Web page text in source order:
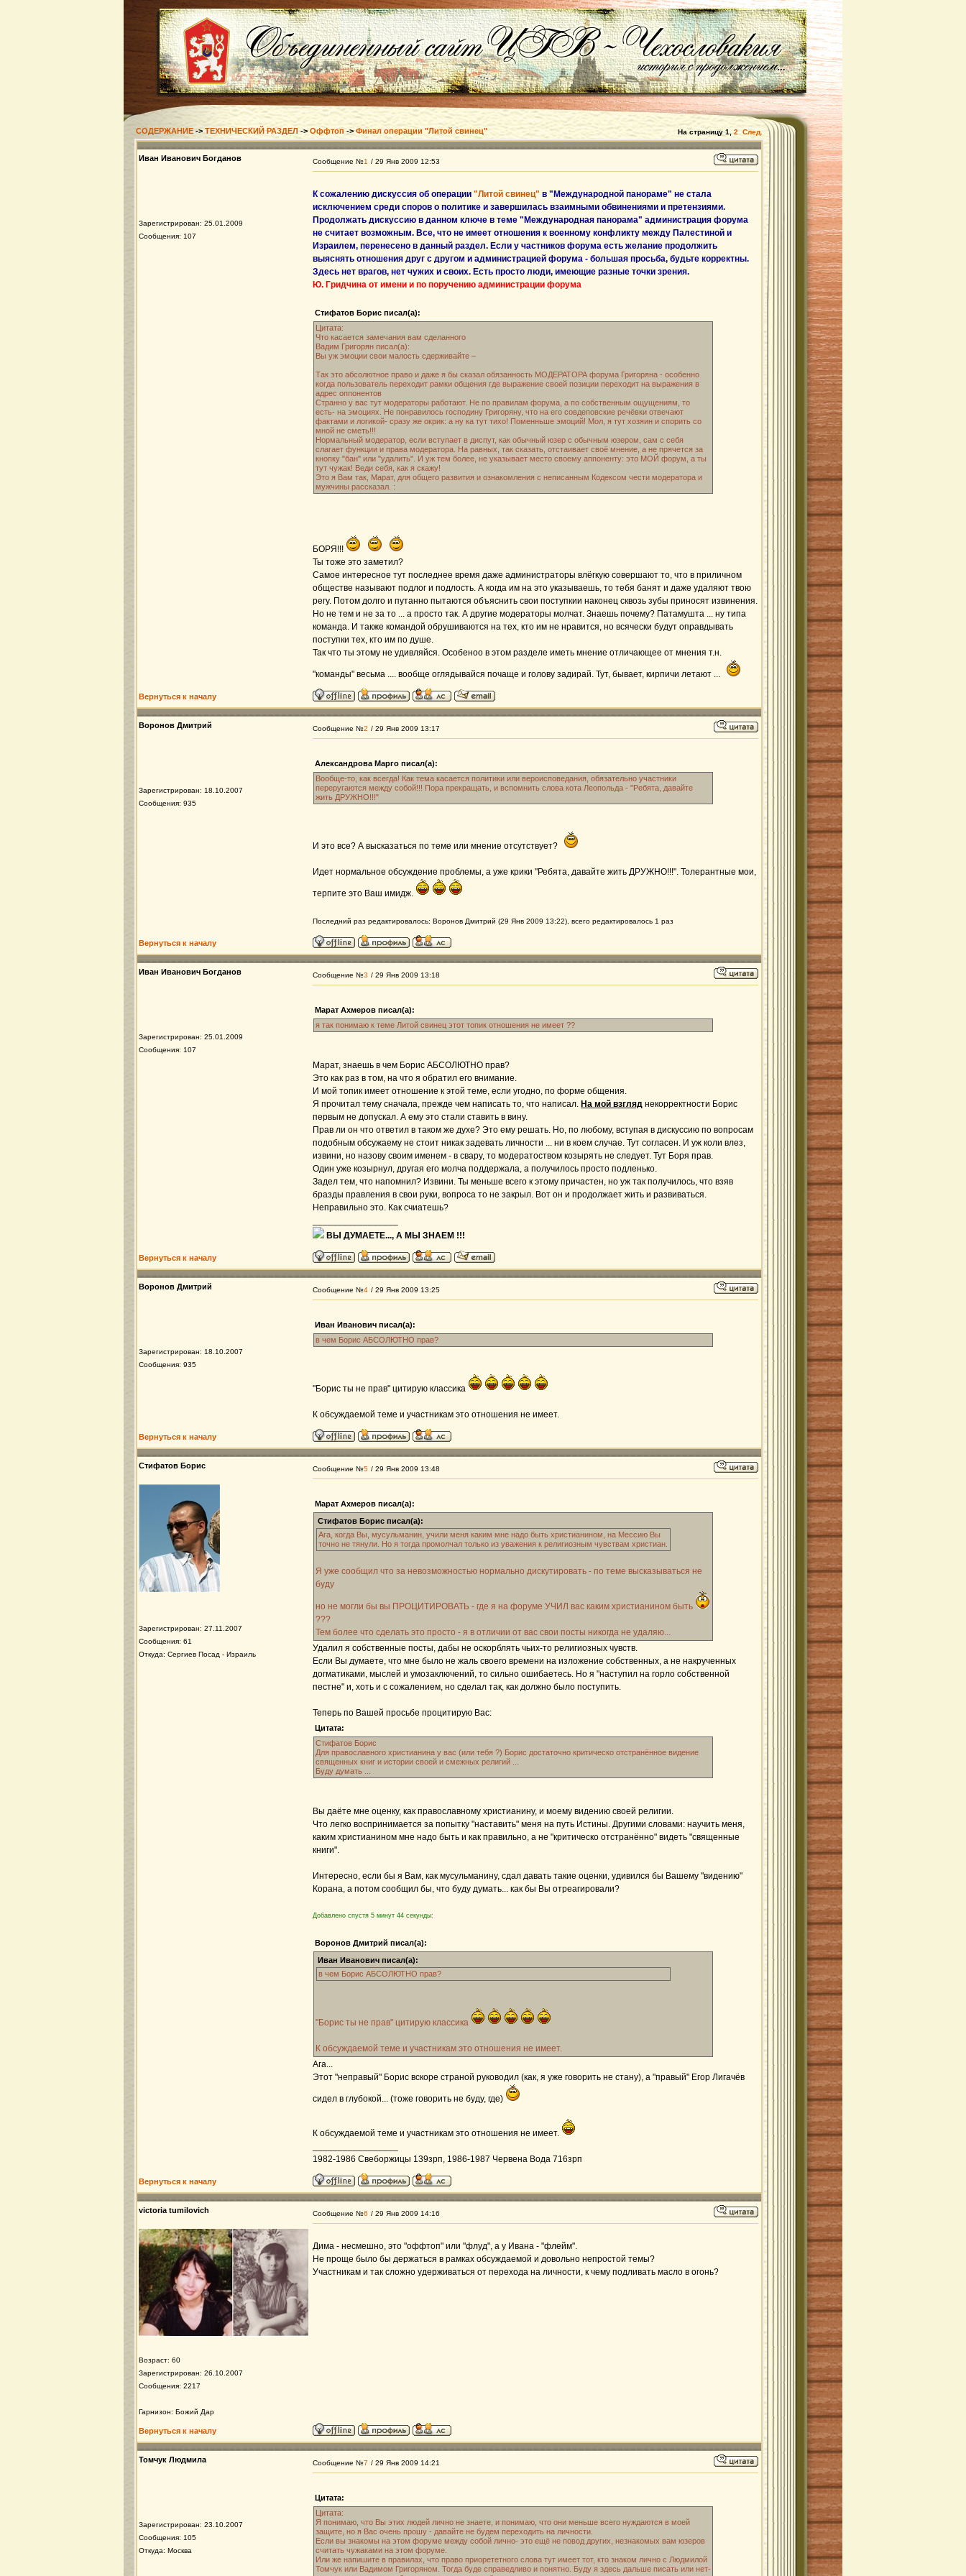
СОДЕРЖАНИЕ ->ТЕХНИЧЕСКИЙ РАЗДЕЛ ->Оффтоп->Финал операции "Литой свинец" На страницу 1 ,2 След.
Иван Иванович Богданов
Зарегистрирован: 25.01.2009
Сообщения: 107
Сообщение №1 / 29 Янв 2009 12:53
К сожалению дискуссия об операции "Литой свинец" в "Международной панораме" не стала
исключением среди споров о политике и завершилась взаимными обвинениями и претензиями.
Продолжать дискуссию в данном ключе в теме "Международная панорама" администрация форума
не считает возможным. Все, что не имеет отношения к военному конфликту между Палестиной и
Израилем, перенесено в данный раздел. Если у частников форума есть желание продолжить
выяснять отношения друг с другом и администрацией форума - большая просьба, будьте корректны.
Здесь нет врагов, нет чужих и своих. Есть просто люди, имеющие разные точки зрения.
Ю. Гридчина от имени и по поручению администрации форума
Стифатов Борис писал(а):
Цитата:
Что касается замечания вам сделанного
Вадим Григорян писал(а):
Вы уж эмоции свои малость сдерживайте –
Так это абсолютное право и даже я бы сказал обязанность МОДЕРАТОРА форума Григоряна - особенно
когда пользователь переходит рамки общения где выражение своей позиции переходит на выражения в
адрес оппонентов
Странно у вас тут модераторы работают. Не по правилам форума, а по собственным ощущениям, то
есть- на эмоциях. Не понравилось господину Григоряну, что на его совдеповские речёвки отвечают
фактами и логикой- сразу же окрик: а ну ка тут тихо! Поменньше эмоций! Мол, я тут хозяин и спорить со
мной не сметь!!!
Нормальный модератор, если вступает в диспут, как обычный юзер с обычным юзером, сам с себя
слагает функции и права модератора. На равных, так сказать, отстаивает своё мнение, а не прячется за
кнопку "бан" или "удалить". И уж тем более, не указывает место своему аппоненту: это МОЙ форум, а ты
тут чужак! Веди себя, как я скажу!
Это я Вам так, Марат, для общего развития и ознакомления с неписанным Кодексом чести модератора и
мужчины рассказал. :
БОРЯ!!!
Ты тоже это заметил?
Самое интересное тут последнее время даже администраторы влёгкую совершают то, что в приличном
обществе называют подлог и подлость. А когда им на это указываешь, то тебя банят и даже удаляют твою
регу. Потом долго и путанно пытаются объяснить свои поступкии наконец сквозь зубы приносят извинения.
Но не тем и не за то ... а просто так. А другие модераторы молчат. Знаешь почему? Патамушта ... ну типа
команда. И также командой обрушиваются на тех, кто им не нравится, но всячески будут оправдывать
поступки тех, кто им по душе.
Так что ты этому не удивляйся. Особеноо в этом разделе иметь мнение отличающее от мнения т.н.
"команды" весьма .... вообще оглядывайся почаще и голову задирай. Тут, бывает, кирпичи летают ...
Вернуться к началу
Воронов Дмитрий
Зарегистрирован: 18.10.2007
Сообщения: 935
Сообщение №2 / 29 Янв 2009 13:17
Александрова Марго писал(а):
Вообще-то, как всегда! Как тема касается политики или вероисповедания, обязательно участники
переругаются между собой!!! Пора прекращать, и вспомнить слова кота Леопольда - "Ребята, давайте
жить ДРУЖНО!!!"
И это все? А высказаться по теме или мнение отсутствует?
Идет нормальное обсуждение проблемы, а уже крики "Ребята, давайте жить ДРУЖНО!!!". Толерантные мои,
терпите это Ваш имидж.
Последний раз редактировалось: Воронов Дмитрий (29 Янв 2009 13:22), всего редактировалось 1 раз
Вернуться к началу
Иван Иванович Богданов
Зарегистрирован: 25.01.2009
Сообщения: 107
Сообщение №3 / 29 Янв 2009 13:18
Марат Ахмеров писал(а):
я так понимаю к теме Литой свинец этот топик отношения не имеет ??
Марат, знаешь в чем Борис АБСОЛЮТНО прав?
Это как раз в том, на что я обратил его внимание.
И мой топик имеет отношение к этой теме, если угодно, по форме общения.
Я прочитал тему сначала, прежде чем написать то, что написал. На мой взгляд некорректности Борис
первым не допускал. А ему это стали ставить в вину.
Прав ли он что ответил в таком же духе? Это ему решать. Но, по любому, вступая в дискуссию по вопросам
подобным обсужаему не стоит никак задевать личности ... ни в коем случае. Тут согласен. И уж коли влез,
извини, но назову своим именем - в свару, то модератоством козырять не следует. Тут Боря прав.
Один уже козырнул, другая его молча поддержала, а получилось просто подленько.
Задел тем, что напомнил? Извини. Ты меньше всего к этому причастен, но уж так получилось, что взяв
бразды правления в свои руки, вопроса то не закрыл. Вот он и продолжает жить и развиваться.
Неправильно это. Как счиатешь?
ВЫ ДУМАЕТЕ..., А МЫ ЗНАЕМ !!!
Вернуться к началу
Воронов Дмитрий
Зарегистрирован: 18.10.2007
Сообщения: 935
Сообщение №4 / 29 Янв 2009 13:25
Иван Иванович писал(а):
в чем Борис АБСОЛЮТНО прав?
"Борис ты не прав" цитирую классика
К обсуждаемой теме и участникам это отношения не имеет.
Вернуться к началу
Стифатов Борис
Зарегистрирован: 27.11.2007
Сообщения: 61
Откуда: Сергиев Посад - Израиль
Сообщение №5 / 29 Янв 2009 13:48
Марат Ахмеров писал(а):
Стифатов Борис писал(а):
Ага, когда Вы, мусульманин, учили меня каким мне надо быть христианином, на Мессию Вы
точно не тянули. Но я тогда промолчал только из уважения к религиозным чувствам христиан.
Я уже сообщил что за невозможностью нормально дискутировать - по теме высказываться не
буду
но не могли бы вы ПРОЦИТИРОВАТЬ - где я на форуме УЧИЛ вас каким христианином быть
???
Тем более что сделать это просто - я в отличии от вас свои посты никогда не удаляю...
Удалил я собственные посты, дабы не оскорблять чьих-то религиозных чувств.
Если Вы думаете, что мне было не жаль своего времени на изложение собственных, а не накрученных
догматиками, мыслей и умозаключений, то сильно ошибаетесь. Но я "наступил на горло собственной
пестне" и, хоть и с сожалением, но сделал так, как должно было поступить.
Теперь по Вашей просьбе процитирую Вас:
Цитата:
Стифатов Борис
Для православного христианина у вас (или тебя ?) Борис достаточно критическо отстранённое видение
священных книг и истории своей и смежных религий ...
Буду думать ...
Вы даёте мне оценку, как православному христианину, и моему видению своей религии.
Что легко воспринимается за попытку "наставить" меня на путь Истины. Другими словами: научить меня,
каким христианином мне надо быть и как правильно, а не "критическо отстранённо" видеть "священные
книги".
Интересно, если бы я Вам, как мусульманину, сдал давать такие оценки, удивился бы Вашему "видению"
Корана, а потом сообщил бы, что буду думать... как бы Вы отреагировали?
Добавлено спустя 5 минут 44 секунды:
Воронов Дмитрий писал(а):
Иван Иванович писал(а):
в чем Борис АБСОЛЮТНО прав?
"Борис ты не прав" цитирую классика
К обсуждаемой теме и участникам это отношения не имеет.
Ага...
Этот "неправый" Борис вскоре страной руководил (как, я уже говорить не стану), а "правый" Егор Лигачёв
сидел в глубокой... (тоже говорить не буду, где)
К обсуждаемой теме и участникам это отношения не имеет.
1982-1986 Свеборжицы 139зрп, 1986-1987 Червена Вода 716зрп
Вернуться к началу
victoria tumilovich
Возраст: 60
Зарегистрирован: 26.10.2007
Сообщения: 2217
Гарнизон: Божий Дар
Сообщение №6 / 29 Янв 2009 14:16
Дима - несмешно, это "оффтоп" или "флуд", а у Ивана - "флейм".
Не проще было бы держаться в рамках обсуждаемой и довольно непростой темы?
Участникам и так сложно удерживаться от перехода на личности, к чему подливать масло в огонь?
Вернуться к началу
Томчук Людмила
Зарегистрирован: 23.10.2007
Сообщения: 105
Откуда: Москва
Сообщение №7 / 29 Янв 2009 14:21
Цитата:
Цитата:
Я понимаю, что Вы этих людей лично не знаете, и понимаю, что они меньше всего нуждаются в моей
защите, но я Вас очень прошу - давайте не будем переходить на личности.
Если вы знакомы на этом форуме между собой лично- это ещё не повод других, незнакомых вам юзеров
считать чужаками на этом форуме.
Или же напишите в правилах, что право приорететного слова тут имеет тот, кто знаком лично с Людмилой
Томчук или Вадимом Григоряном. Тогда буде справедливо и понятно. Буду я здесь дальше писать или нет-